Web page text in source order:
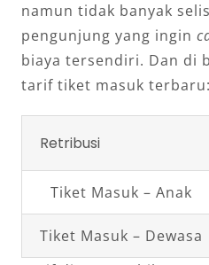
namun tidak banyak
pengunjung yang ingin
biaya tersendiri. Dan di
tarif tiket masuk terbaru:
Retribusi
Tiket Masuk – Anak
Tiket Masuk – Dewasa